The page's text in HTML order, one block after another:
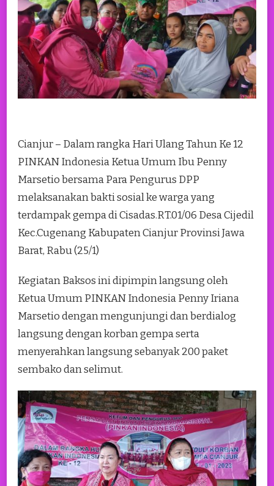
Cianjur – Dalam rangka Hari Ulang Tahun Ke 12
PINKAN Indonesia Ketua Umum Ibu Penny
Marsetio bersama Para Pengurus DPP
melaksanakan bakti sosial ke warga yang
terdampak gempa di Cisadas.RT.01/06 Desa Cijedil
Kec.Cugenang Kabupaten Cianjur Provinsi Jawa
Barat, Rabu (25/1)
Kegiatan Baksos ini dipimpin langsung oleh
Ketua Umum PINKAN Indonesia Penny Iriana
Marsetio dengan mengunjungi dan berdialog
langsung dengan korban gempa serta
menyerahkan langsung sebanyak 200 paket
sembako dan selimut.